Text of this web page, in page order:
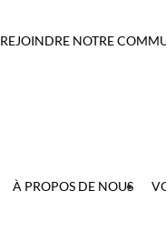
À PROPOS DE NOUS
REJOINDRE NOTRE